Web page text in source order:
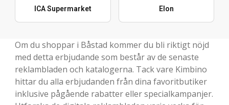
ICA Supermarket Elon
Om du shoppar i Båstad kommer du bli riktigt nöjd
med detta erbjudande som består av de senaste
reklambladen och katalogerna. Tack vare Kimbino
hittar du alla erbjudanden från dina favoritbutiker
inklusive pågående rabatter eller specialkampanjer.